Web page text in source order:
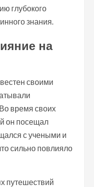
глубокого
знания.
на
своими
время своих
он посещал
с учеными и
сильно повлияло
путешествий